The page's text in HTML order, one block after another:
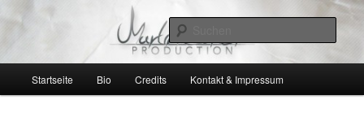
primären
springenMartin Carter
Startseite Bio Credits Kontakt & Impressum